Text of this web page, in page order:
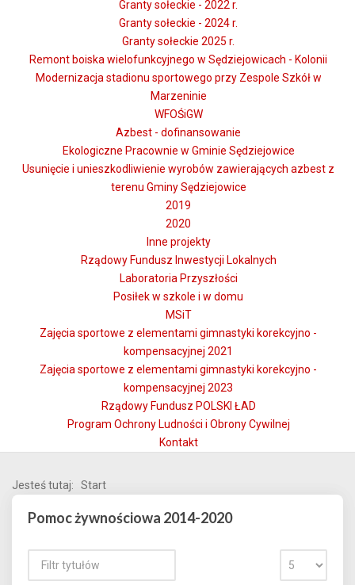
Granty sołeckie - 2022 r.
Granty sołeckie - 2024 r.
Granty sołeckie 2025 r.
Remont boiska wielofunkcyjnego w Sędziejowicach - Kolonii
Modernizacja stadionu sportowego przy Zespole Szkół w
Marzeninie
WFOŚiGW
Azbest - dofinansowanie
Ekologiczne Pracownie w Gminie Sędziejowice
Usunięcie i unieszkodliwienie wyrobów zawierających azbest z
terenu Gminy Sędziejowice
2019
2020
Inne projekty
Rządowy Fundusz Inwestycji Lokalnych
Laboratoria Przyszłości
Posiłek w szkole i w domu
MSiT
Zajęcia sportowe z elementami gimnastyki korekcyjno -
kompensacyjnej 2021
Zajęcia sportowe z elementami gimnastyki korekcyjno -
kompensacyjnej 2023
Rządowy Fundusz POLSKI ŁAD
Program Ochrony Ludności i Obrony Cywilnej
Kontakt
Jesteś tutaj: Start
Pomoc żywnościowa 2014-2020